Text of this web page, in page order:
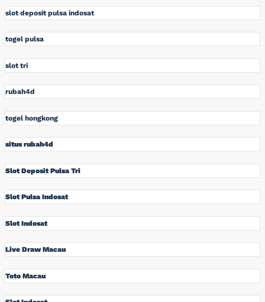
slot deposit pulsa indosat
togel pulsa
slot tri
rubah4d
togel hongkong
situs rubah4d
Slot Deposit Pulsa Tri
Slot Pulsa Indosat
Slot Indosat
Live Draw Macau
Toto Macau